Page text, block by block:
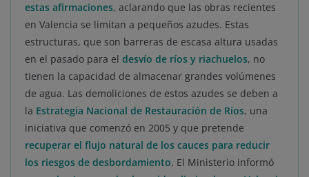
estas afirmaciones, aclarando que las obras recientes
en Valencia se limitan a pequeños azudes. Estas
estructuras, que son barreras de escasa altura usadas
en el pasado para el desvío de ríos y riachuelos, no
tienen la capacidad de almacenar grandes volúmenes
de agua. Las demoliciones de estos azudes se deben a
la Estrategia Nacional de Restauración de Ríos, una
iniciativa que comenzó en 2005 y que pretende
recuperar el flujo natural de los cauces para reducir
los riesgos de desbordamiento. El Ministerio informó